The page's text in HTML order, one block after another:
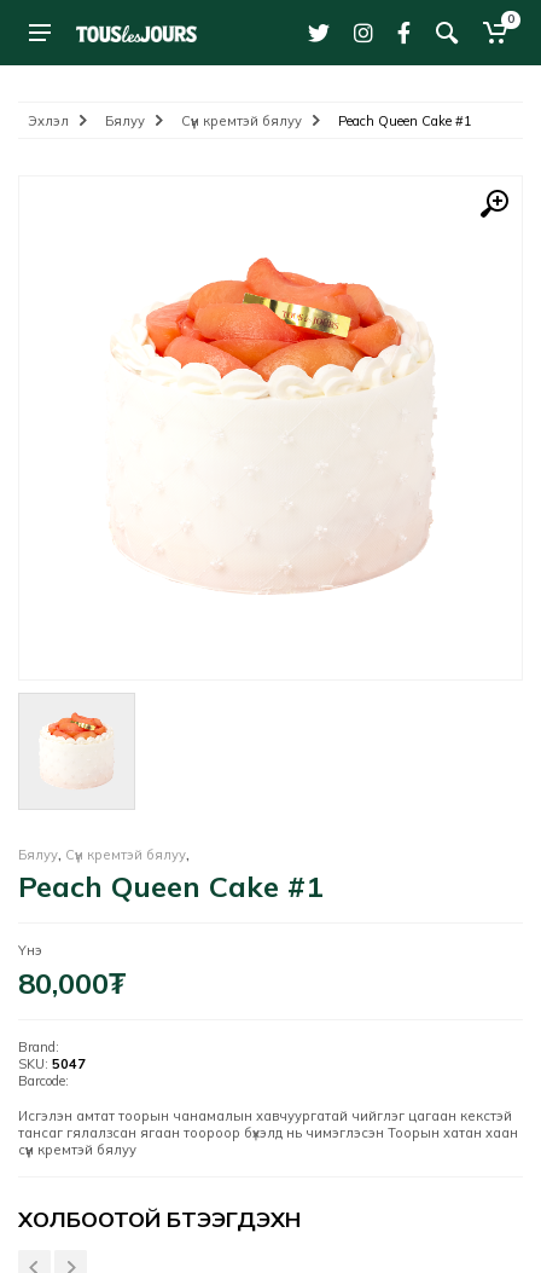
0
Эхлэл Бялуу Сүүн кремтэй бялуу Peach Queen Cake #1
Бялуу, Сүүн кремтэй бялуу,
Peach Queen Cake #1
Үнэ
80,000₮
Brand:
SKU: 5047
Barcode:
Исгэлэн амтат тоорын чанамалын хавчуургатай чийглэг цагаан кекстэй
тансаг гялалзсан ягаан тоороор бүхэлд нь чимэглэсэн Тоорын хатан хаан
сүүн кремтэй бялуу
Үзүүлэлтүүд
ХОЛБООТОЙ БҮТЭЭГДЭХҮҮН